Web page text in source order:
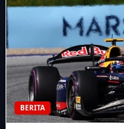
BERITA